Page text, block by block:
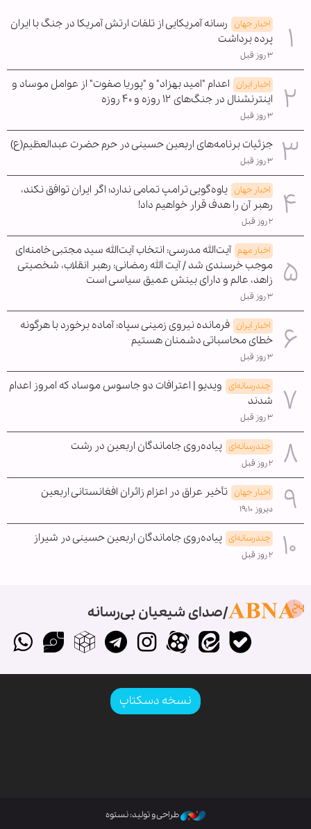
اخبار جهان رسانه آمریکایی از تلفات ارتش آمریکا در جنگ با ایران
پرده برداشت
۳ روز قبل
اخبار ایران اعدام "امید بهزاد" و "پوریا صفوت" از عوامل موساد و
اینترنشنال در جنگ‌های ۱۲ روزه و ۴۰ روزه
۳ روز قبل
جزئیات برنامه‌های اربعین حسینی در حرم حضرت عبدالعظیم(ع)
۳ روز قبل
اخبار جهان یاوه‌گویی ترامپ تمامی ندارد؛ اگر ایران توافق نکند،
رهبر آن را هدف قرار خواهیم داد!
۲ روز قبل
اخبار مهم آیت‌الله مدرسی: انتخاب آیت‌الله سید مجتبی خامنه‌ای
موجب خرسندی شد / آیت الله رمضانی: رهبر انقلاب، شخصیتی
زاهد، عالم و دارای بینش عمیق سیاسی است
۳ روز قبل
اخبار ایران فرمانده نیروی زمینی سپاه: آماده برخورد با هرگونه
خطای محاسباتی دشمنان هستیم
۳ روز قبل
چندرسانه‌ای ویدیو | اعترافات دو جاسوس موساد که امروز اعدام
شدند
۳ روز قبل
چندرسانه‌ای پیاده‌روی جاماندگان اربعین در رشت
۲ روز قبل
اخبار جهان تأخیر عراق در اعزام زائران افغانستانی اربعین
دیروز ۱۹:۱۰
چندرسانه‌ای پیاده‌روی جاماندگان اربعین حسینی در شیراز
۲ روز قبل
صدای شیعیان بی‌رسانه
نسخه دسکتاپ
طراحی و تولید: نستوه